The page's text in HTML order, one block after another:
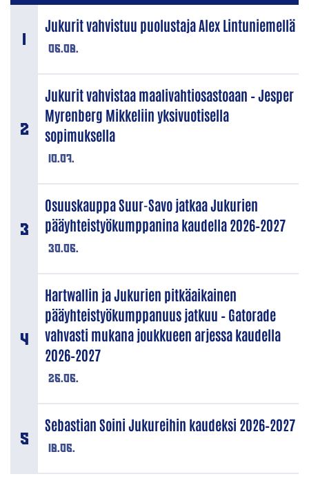
06.08.
Jukurit vahvistuu puolustaja Alex Lintuniemellä
10.07.
Jukurit vahvistaa maalivahtiosastoaan – Jesper
Myrenberg Mikkeliin yksivuotisella
sopimuksella
30.06.
Osuuskauppa Suur-Savo jatkaa Jukurien
pääyhteistyökumppanina kaudella 2026–2027
26.06.
Hartwallin ja Jukurien pitkäaikainen
pääyhteistyökumppanuus jatkuu – Gatorade
vahvasti mukana joukkueen arjessa kaudella
2026–2027
18.06.
Sebastian Soini Jukureihin kaudeksi 2026–2027